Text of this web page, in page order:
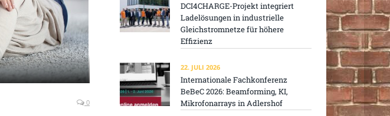
0
DCI4CHARGE-Projekt integriert
Ladelösungen in industrielle
Gleichstromnetze für höhere
Effizienz
22. JULI 2026
Internationale Fachkonferenz
BeBeC 2026: Beamforming, KI,
Mikrofonarrays in Adlershof